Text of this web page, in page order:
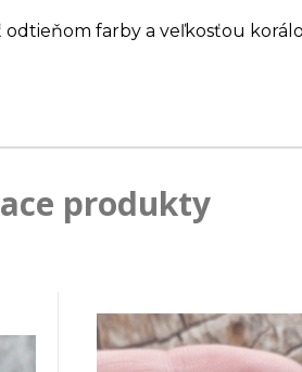
odtieňom farby a veľkosťou
produkty